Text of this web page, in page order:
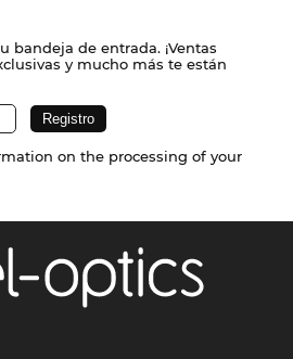
bandeja de entrada. ¡Ventas
y mucho más te están
on the processing of your